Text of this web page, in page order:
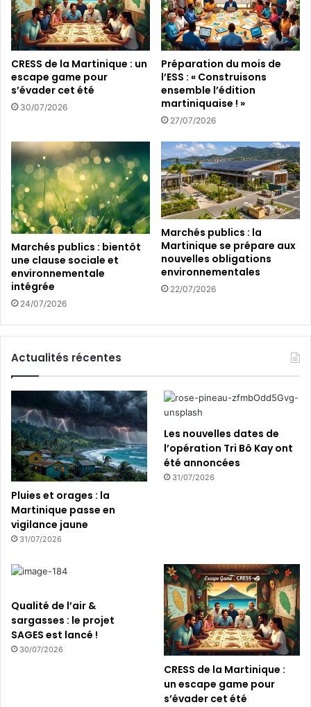
a
t
i
f
s
a
u
P
ê
c
h
e
r
o
n
d
s
r
é
i
t
a
n
t
a
u
g
a
z
d
e
r
g
a
s
s
e
s
…
CRESS de la Martinique : un
escape game pour
s’évader cet été
30/07/2026
Préparation du mois de
l’ESS : « Construisons
ensemble l’édition
martiniquaise ! »
27/07/2026
Marchés publics : bientôt
une clause sociale et
environnementale
intégrée
24/07/2026
Marchés publics : la
Martinique se prépare aux
nouvelles obligations
environnementales
22/07/2026
Actualités récentes
Pluies et orages : la
Martinique passe en
vigilance jaune
31/07/2026
Les nouvelles dates de
l’opération Tri Bô Kay ont
été annoncées
31/07/2026
Qualité de l’air &
sargasses : le projet
SAGES est lancé !
30/07/2026
CRESS de la Martinique :
un escape game pour
s’évader cet été